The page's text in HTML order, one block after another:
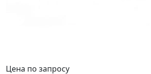
Цена по запросу